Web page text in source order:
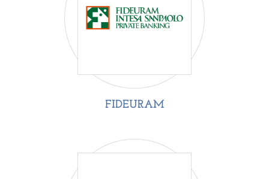
FIDEURAM